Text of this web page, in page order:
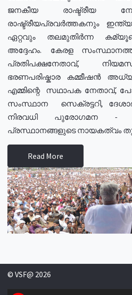
ജനകീയ രാഷ്ട്രീയ
രാഷ്ട്രീയപ്രവർത്തകനും
ഏറ്റവും തലമുതിർന്ന
അദ്ദേഹം. കേരള
പ്രതിപക്ഷനേതാവ്,
ഭരണപരിഷ്കാര കമ്മീഷൻ
എമ്മിന്റെ സഥാപക നേതാവ്,
സംസ്ഥാന സെക്രട്ടറി,
നിരവധി പുരോഗമന -
പ്രസ്ഥാനങ്ങളുടെ നായകത്വം
Read More
© VSF@ 2026